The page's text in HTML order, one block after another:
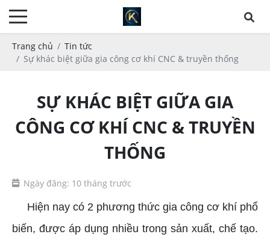
Trang chủ
Tin tức
Sự khác biệt giữa gia công cơ khí CNC & truyền thống
SỰ KHÁC BIỆT GIỮA GIA
CÔNG CƠ KHÍ CNC & TRUYỀN
THỐNG
Ngày đăng: 10 tháng trước
Hiện nay có 2 phương thức gia công cơ khí phổ
biến, được áp dụng nhiều trong sản xuất, chế tạo.